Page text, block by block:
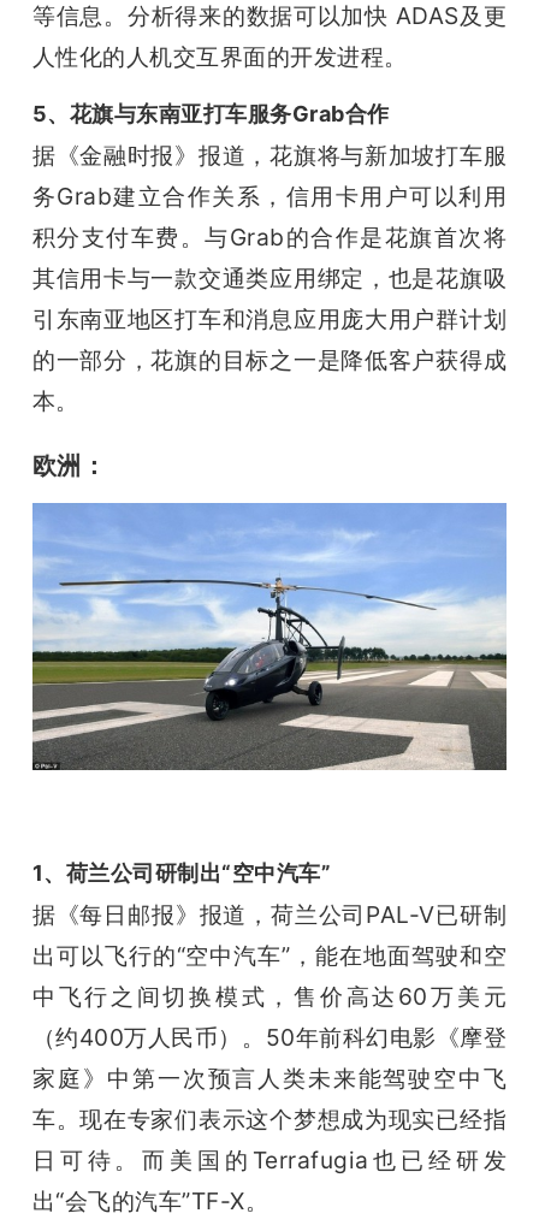
等信息。 分析得来的数据可以加快 ADAS及更
人性化的人机交互界面的开发进程。
5、花旗与东南亚打车服务Grab合作
据《金融时报》报道，花旗将与新加坡打车服
务Grab建立合作关系，信用卡用户可以利用
积分支付车费。与Grab的合作是花旗首次将
其信用卡与一款交通类应用绑定，也是花旗吸
引东南亚地区打车和消息应用庞大用户群计划
的一部分，花旗的目标之一是降低客户获得成
本。
欧洲：
1、荷兰公司研制出“空中汽车”
据《每日邮报》报道，荷兰公司PAL-V已研制
出可以飞行的“空中汽车”，能在地面驾驶和空
中飞行之间切换模式，售价高达60万美元
（约400万人民币）。 50年前科幻电影《摩登
家庭》中第一次预言人类未来能驾驶空中飞
车。现在专家们表示这个梦想成为现实已经指
日可待。而美国的Terrafugia也已经研发
出“会飞的汽车”TF-X。